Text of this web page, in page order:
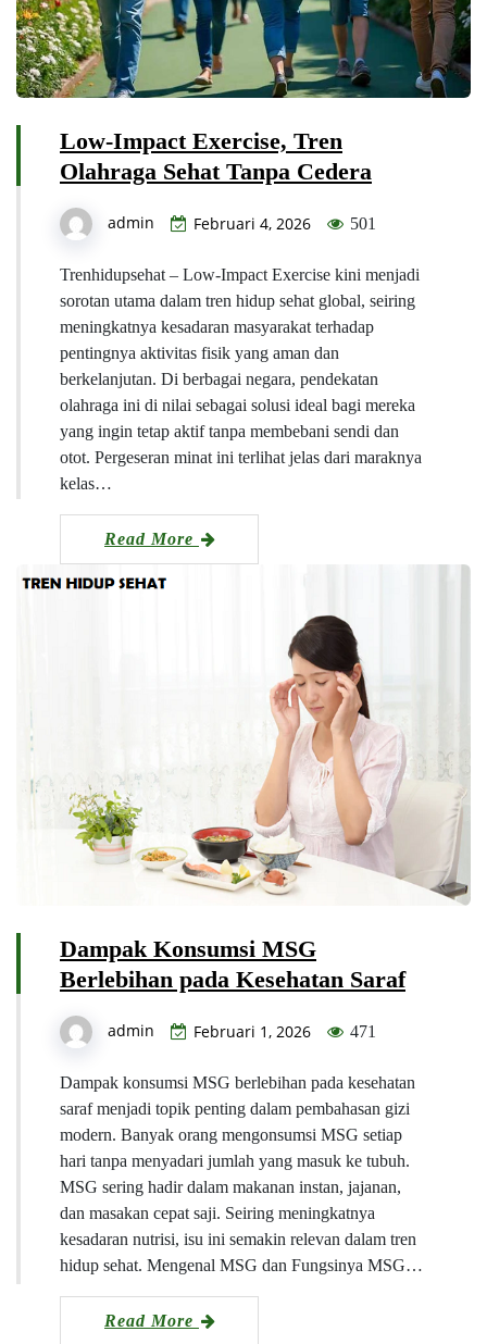
Low-Impact Exercise, Tren
Olahraga Sehat Tanpa Cedera
admin Februari 4, 2026 501
Trenhidupsehat – Low-Impact Exercise kini menjadi
sorotan utama dalam tren hidup sehat global, seiring
meningkatnya kesadaran masyarakat terhadap
pentingnya aktivitas fisik yang aman dan
berkelanjutan. Di berbagai negara, pendekatan
olahraga ini di nilai sebagai solusi ideal bagi mereka
yang ingin tetap aktif tanpa membebani sendi dan
otot. Pergeseran minat ini terlihat jelas dari maraknya
kelas…
Read More
Dampak Konsumsi MSG
Berlebihan pada Kesehatan Saraf
admin Februari 1, 2026 471
Dampak konsumsi MSG berlebihan pada kesehatan
saraf menjadi topik penting dalam pembahasan gizi
modern. Banyak orang mengonsumsi MSG setiap
hari tanpa menyadari jumlah yang masuk ke tubuh.
MSG sering hadir dalam makanan instan, jajanan,
dan masakan cepat saji. Seiring meningkatnya
kesadaran nutrisi, isu ini semakin relevan dalam tren
hidup sehat. Mengenal MSG dan Fungsinya MSG…
Read More